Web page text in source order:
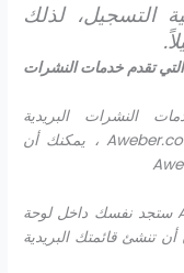
التسجيل، لذلك
تقدم خدمات النشرات
النشرات البريدية
، يمكنك أن
ستجد نفسك داخل لوحة
أن تنشئ قائمتك البريدية